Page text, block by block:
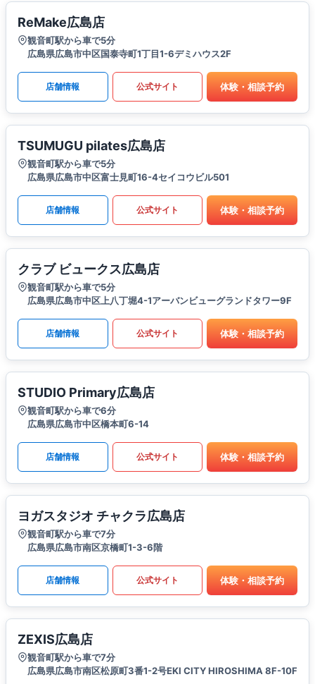
ReMake広島店
観音町駅から車で5分
広島県広島市中区国泰寺町1丁目1-6デミハウス2F
店舗情報 公式サイト 体験・相談予約
TSUMUGU pilates広島店
観音町駅から車で5分
広島県広島市中区富士見町16-4セイコウビル501
店舗情報 公式サイト 体験・相談予約
クラブ ビュークス広島店
観音町駅から車で5分
広島県広島市中区上八丁堀4-1アーバンビューグランドタワー9F
店舗情報 公式サイト 体験・相談予約
STUDIO Primary広島店
観音町駅から車で6分
広島県広島市中区橋本町6-14
店舗情報 公式サイト 体験・相談予約
ヨガスタジオ チャクラ広島店
観音町駅から車で7分
広島県広島市南区京橋町1-3-6階
店舗情報 公式サイト 体験・相談予約
ZEXIS広島店
観音町駅から車で7分
広島県広島市南区松原町3番1-2号EKI CITY HIROSHIMA 8F-10F